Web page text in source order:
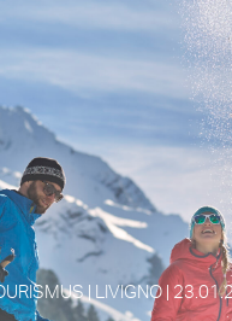
| LIVIGNO |